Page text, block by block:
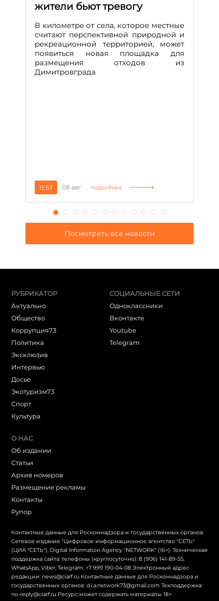
жители бьют тревогу
В километре от села, которое местные
считают перспективной природной и
рекреационной территорией, может
появиться новая площадка для
размещения отходов из
Димитровграда
11:57 08 авг подробнее
Посмотреть все новости
РУБРИКАТОР
Актуально
Общество
Коррупция73
Политика
Эксклюзив
Интервью
Досье
Экотуризм73
Cпорт
Культура
СОЦИАЛЬНЫЕ СЕТИ
Одноклассники
Вконтакте
Youtube
Telegram
О НАС
Об издании
Статьи
Архив номеров
Размещение рекламы
Контакты
Рупор
Контактные данные для Роскомнадзора и государственных органов
Сетевое издание "Цифровое информационное агентство "СЕТЬ"
(ЦИА "СЕТЬ"), Digital Information Agency "NETWORK" (16+). Техническая
поддержка сайта: телефоны (круглосуточно): 8 (906) 141-89-55,
WhatsApp, Viber, Telegram: +7 999 190-04-08 Электронный адрес
редакции: news@ciarf.ru Контактные данные для Роскомнадзора и
государственных органов: d.i.a.network73@gmail.com Техподдержка:
no-reply@ciarf.ru Ресурс может содержать материалы 18+